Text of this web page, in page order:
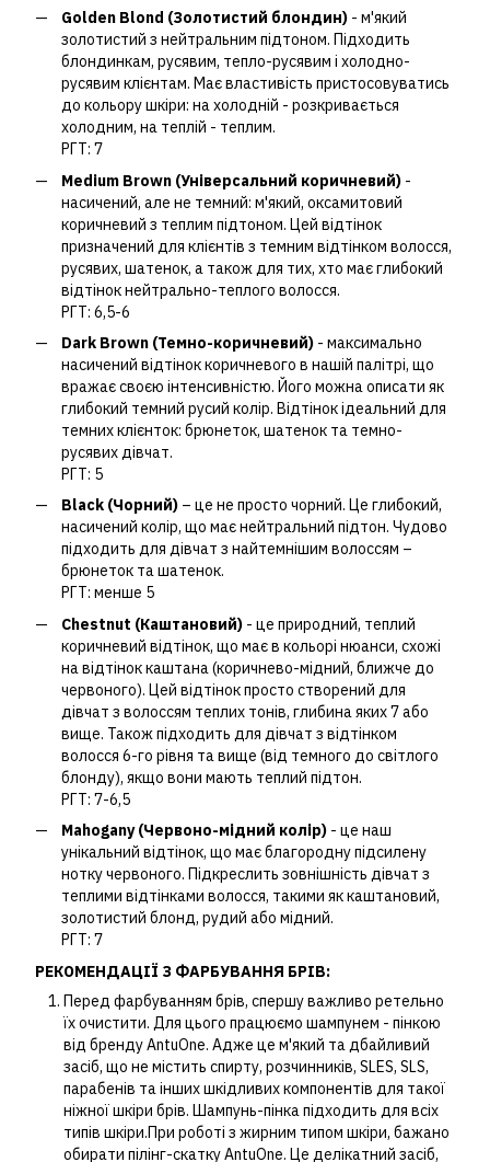
Golden Blond (Золотистий блондин) - м'який
золотистий з нейтральним підтоном. Підходить
блондинкам, русявим, тепло-русявим і холодно-
русявим клієнтам. Має властивість пристосовуватись
до кольору шкіри: на холодній - розкривається
холодним, на теплій - теплим.
РГТ: 7
Medium Brown (Універсальний коричневий) -
насичений, але не темний: м'який, оксамитовий
коричневий з теплим підтоном. Цей відтінок
призначений для клієнтів з темним відтінком волосся,
русявих, шатенок, а також для тих, хто має глибокий
відтінок нейтрально-теплого волосся.
РГТ: 6,5-6
Dark Brown (Темно-коричневий) - максимально
насичений відтінок коричневого в нашій палітрі, що
вражає своєю інтенсивністю. Його можна описати як
глибокий темний русий колір. Відтінок ідеальний для
темних клієнток: брюнеток, шатенок та темно-
русявих дівчат.
РГТ: 5
Black (Чорний) – це не просто чорний. Це глибокий,
насичений колір, що має нейтральний підтон. Чудово
підходить для дівчат з найтемнішим волоссям –
брюнеток та шатенок.
РГТ: менше 5
Chestnut (Каштановий) - це природний, теплий
коричневий відтінок, що має в кольорі нюанси, схожі
на відтінок каштана (коричнево-мідний, ближче до
червоного). Цей відтінок просто створений для
дівчат з волоссям теплих тонів, глибина яких 7 або
вище. Також підходить для дівчат з відтінком
волосся 6-го рівня та вище (від темного до світлого
блонду), якщо вони мають теплий підтон.
РГТ: 7-6,5
Mahogany (Червоно-мідний колір) - це наш
унікальний відтінок, що має благородну підсилену
нотку червоного. Підкреслить зовнішність дівчат з
теплими відтінками волосся, такими як каштановий,
золотистий блонд, рудий або мідний.
РГТ: 7
РЕКОМЕНДАЦІЇ З ФАРБУВАННЯ БРІВ:
Перед фарбуванням брів, спершу важливо ретельно
їх очистити. Для цього працюємо шампунем - пінкою
від бренду AntuOne. Адже це м'який та дбайливий
засіб, що не містить спирту, розчинників, SLES, SLS,
парабенів та інших шкідливих компонентів для такої
ніжної шкіри брів. Шампунь-пінка підходить для всіх
типів шкіри.При роботі з жирним типом шкіри, бажано
обирати пілінг-скатку AntuOne. Це делікатний засіб,